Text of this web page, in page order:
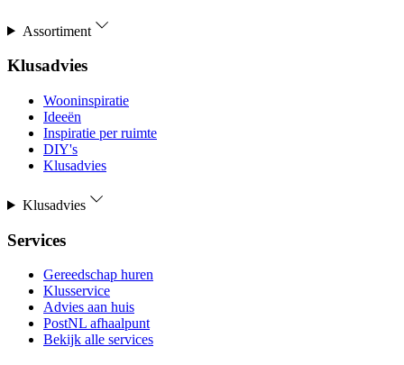
Assortiment
Klusadvies
Wooninspiratie
Ideeën
Inspiratie per ruimte
DIY's
Klusadvies
Klusadvies
Services
Gereedschap huren
Klusservice
Advies aan huis
PostNL afhaalpunt
Bekijk alle services